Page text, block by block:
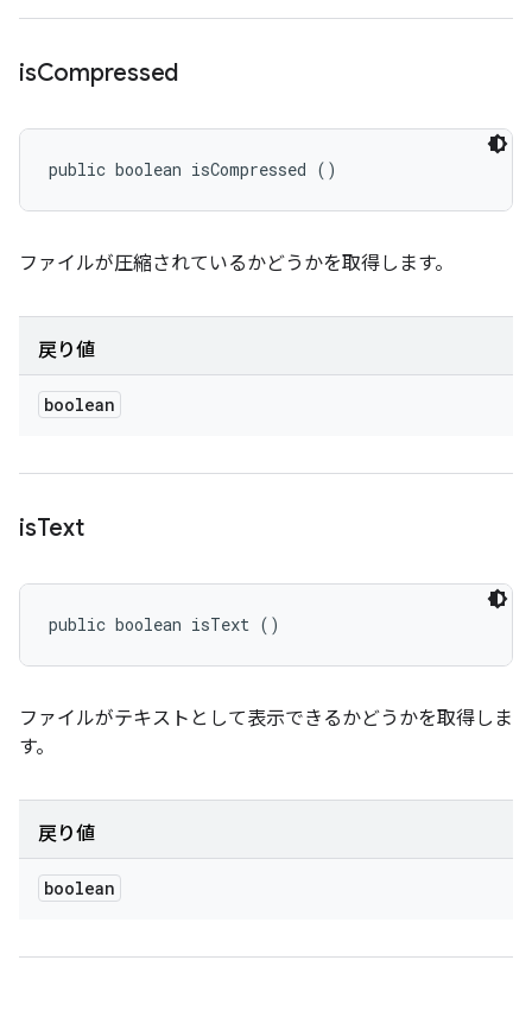
isCompressed
public boolean isCompressed ()
ファイルが圧縮されているかどうかを取得します。
戻り値
boolean
isText
public boolean isText ()
ファイルがテキストとして表示できるかどうかを取得しま
す。
戻り値
boolean